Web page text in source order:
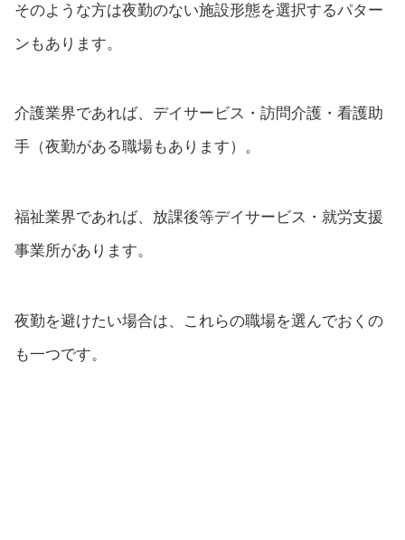
そのような方は夜勤のない施設形態を選択するパター
ンもあります。
介護業界であれば、デイサービス・訪問介護・看護助
手（夜勤がある職場もあります）。
福祉業界であれば、放課後等デイサービス・就労支援
事業所があります。
夜勤を避けたい場合は、これらの職場を選んでおくの
も一つです。